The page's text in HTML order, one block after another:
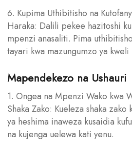
6. Kupima Uthibitisho na
Haraka: Dalili pekee hazitoshi
mpenzi anasaliti. Pima
tayari kwa mazungumzo ya kweli
Mapendekezo na Ushauri
1. Ongea na Mpenzi Wako kwa
Shaka Zako: Kueleza shaka zako
ya heshima inaweza kusaidia
na kujenga uelewa kati yenu.